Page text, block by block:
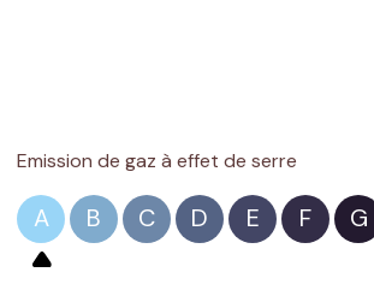
Emission de gaz à effet de serre
A B C D E F G